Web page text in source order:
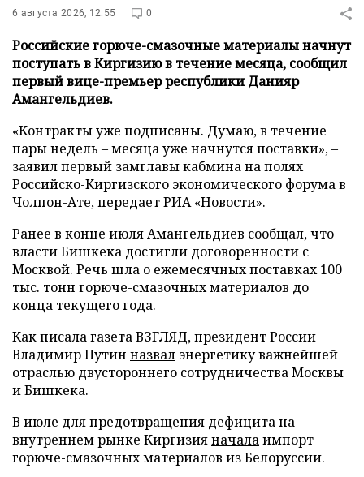
6 августа 2026, 12:55 0
Российские горюче-смазочные материалы начнут
поступать в Киргизию в течение месяца, сообщил
первый вице-премьер республики Данияр
Амангельдиев.
«Контракты уже подписаны. Думаю, в течение
пары недель – месяца уже начнутся поставки», –
заявил первый замглавы кабмина на полях
Российско-Киргизского экономического форума в
Чолпон-Ате, передаетРИА «Новости».
Ранее в конце июля Амангельдиев сообщал, что
власти Бишкека достигли договоренности с
Москвой. Речь шла о ежемесячных поставках 100
тыс. тонн горюче-смазочных материалов до
конца текущего года.
Как писала газета ВЗГЛЯД, президент России
Владимир Путин назвал энергетику важнейшей
отраслью двустороннего сотрудничества Москвы
и Бишкека.
В июле для предотвращения дефицита на
внутреннем рынке Киргизияначалаимпорт
горюче-смазочных материалов из Белоруссии.